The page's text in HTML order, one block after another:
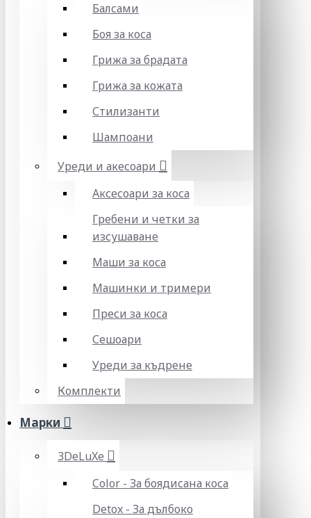
Балсами
Боя за коса
Грижа за брадата
Грижа за кожата
Стилизанти
Шампоани
Уреди и акесоари
Аксесоари за коса
Гребени и четки за
изсушаване
Маши за коса
Машинки и тримери
Преси за коса
Сешоари
Уреди за къдрене
Комплекти
Марки
3DeLuXe
Color - За боядисана коса
Detox - За дълбоко